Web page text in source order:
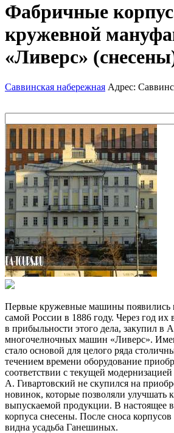
Фабричные
кружевной
«Ливерс»
Саввинская набережная Адрес:
Первые кружевные машины появились
самой России в 1886 году. Через год их
в прибыльности этого дела, закупил в
многочелночных машин «Ливерс».
стало основой для целого ряда
течением времени оборудование
соответствии с текущей
А. Гивартовский не скупился на
новинок, которые позволяли улучшать
выпускаемой продукции. В настоящее
корпуса снесены. После сноса
видна усадьба Ганешиных.